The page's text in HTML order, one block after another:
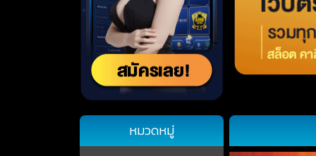
หมวดหมู่